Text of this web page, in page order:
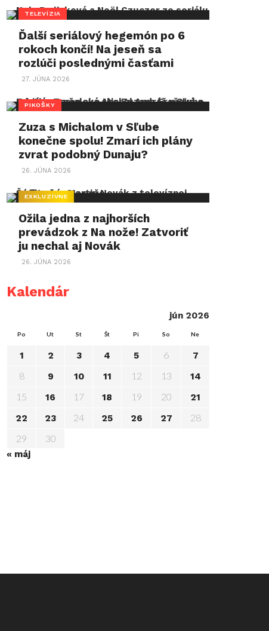
TELEVÍZIA
Ďalší seriálový hegemón po 6
rokoch končí! Na jeseň sa
rozlúči poslednými časťami
27. JÚNA 2026
PIKOŠKY
Zuza s Michalom v Sľube
konečne spolu! Zmarí ich plány
zvrat podobný Dunaju?
26. JÚNA 2026
EXKLUZÍVNE
Ožila jedna z najhorších
prevádzok z Na nože! Zatvoriť
ju nechal aj Novák
26. JÚNA 2026
Kalendár
jún 2026
Po Ut St Št Pi So Ne
1 2 3 4 5 6 7
8 9 10 11 12 13 14
15 16 17 18 19 20
21
22
23 24 25 26 27
28
29
30
« máj